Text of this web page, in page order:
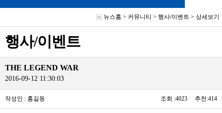
뉴스홈 > 커뮤니티 > 행사/이벤트 > 상세보기
행사/이벤트
THE LEGEND WAR
2016-09-12 11:30:03
작성인 : 홍길동 조회 :4023 추천:414